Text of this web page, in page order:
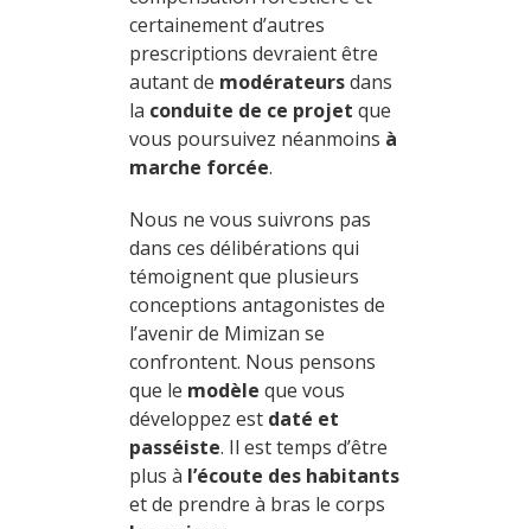
certainement d’autres
prescriptions devraient être
autant de modérateursdans
la conduite de ce projet que
vous poursuivez néanmoins à
marche forcée.
Nous ne vous suivrons pas
dans ces délibérations qui
témoignent que plusieurs
conceptions antagonistes de
l’avenir de Mimizan se
confrontent. Nous pensons
que le modèle que vous
développez est daté et
passéiste. Il est temps d’être
plus à l’écoute des habitants
et de prendre à bras le corps